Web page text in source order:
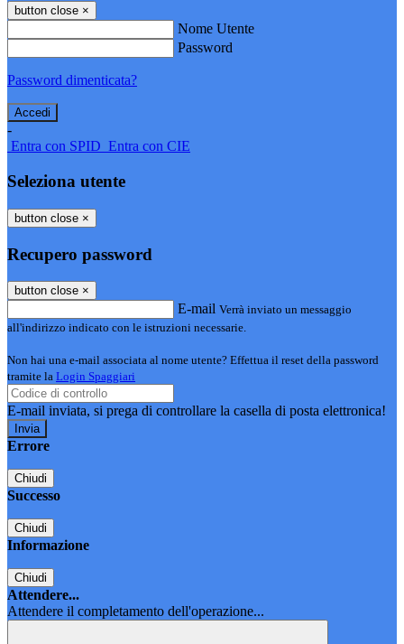
button close ×
Nome Utente
Password
Password dimenticata?
-
Entra con SPID Entra con CIE
Seleziona utente
button close ×
Recupero password
button close ×
E-mail Verrà inviato un messaggio
all'indirizzo indicato con le istruzioni necessarie.
Non hai una e-mail associata al nome utente? Effettua il reset della password
tramite la Login Spaggiari
E-mail inviata, si prega di controllare la casella di posta elettronica!
Errore
Chiudi
Successo
Chiudi
Informazione
Chiudi
Attendere...
Attendere il completamento dell'operazione...